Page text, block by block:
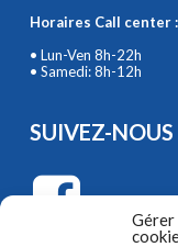
Gérer
Horaires Call center :
• Lun-Ven 8h-22h
• Samedi: 8h-12h
SUIVEZ-NOUS